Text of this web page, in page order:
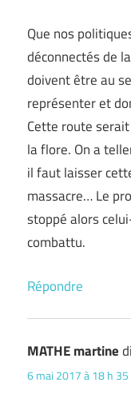
Que nos
déconnectés de
doivent être au
représenter et
Cette route
la flore. On a
il faut laisser
massacre… Le
stoppé alors
combattu.
Répondre
MATHE martine
6 mai 2017 à 18 h